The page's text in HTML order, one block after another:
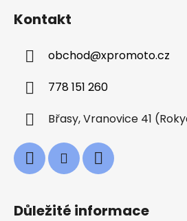
Kontakt
obchod@xpromoto.cz
778 151 260
Břasy, Vranovice 41
Důležité informace